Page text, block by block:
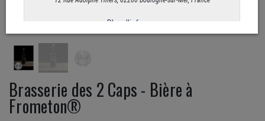
Brasserie des 2 Caps - Bière à
Frometon®